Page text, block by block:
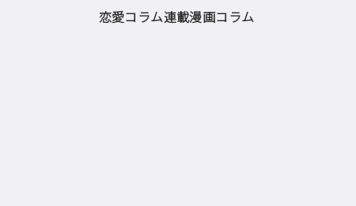
恋愛コラム連載漫画コラム